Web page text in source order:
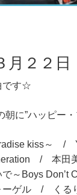
月２２日
です☆
朝に”ハッピー
kiss～ /
/ 本田
で～Boys
ーゲル / くる